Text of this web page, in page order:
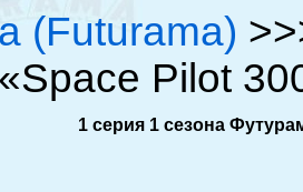
(Futurama)
Pilot
1 серия 1 сезона